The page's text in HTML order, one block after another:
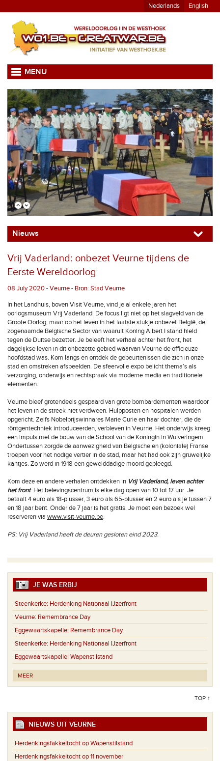
Nederlands English
MENU
Nieuws
Vrij Vaderland: onbezet Veurne tijdens de
Eerste Wereldoorlog
08 July 2020 - Veurne - Bron: Stad Veurne
In het Landhuis, boven Visit Veurne, vind je al enkele jaren het
oorlogsmuseum Vrij Vaderland. De focus ligt niet op het slagveld van de
Groote Oorlog, maar op het leven in het laatste stukje onbezet België, de
zogenaamde Belgische Sector van waaruit Koning Albert I stand hield
tegen de Duitse bezetter. Je beleeft het verhaal achter het front, het
dagelijkse leven in dit onbezette gebied waarvan Veurne de officieuze
hoofdstad was. Kom langs en ontdek de gebeurtenissen die zich in onze
stad en omstreken afspeelden. De sfeervolle expo belicht thema’s als
verzorging, onderwijs en rechtspraak via moderne media en traditionele
elementen.
Veurne bleef grotendeels gespaard van grote bombardementen waardoor
het leven in de streek niet verdween. Hulpposten en hospitalen werden
opgericht. Zelfs Nobelprijswinnares Marie Curie en haar dochter, die de
röntgentechniek introduceerden, verbleven in Veurne. Het onderwijs kreeg
een impuls met de bouw van de School van de Koningin in Wulveringem.
Ondertussen zorgde de aanwezigheid van Belgische en (koloniale) Franse
troepen voor het nodige vertier in de stad, maar het had ook zijn gruwelijke
kantjes. Zo werd in 1918 een gewelddadige moord gepleegd.
Kom deze en andere verhalen ontdekken in Vrij Vaderland, leven achter
het front. Het belevingscentrum is elke dag open van 10 tot 17 uur. Je
betaalt 4 euro als 18-plusser, 3 euro als 65-plusser en 2 euro als je tussen 7
en 18 jaar bent. Onder de 7 jaar is het gratis. Je moet een bezoek wel
reserveren via www.visit-veurne.be.
PS: Vrij Vaderland heeft de deuren gesloten eind 2023.
JE WAS ERBIJ
Steenkerke: Herdenking Nationaal IJzerfront
Veurne: Remembrance Day
Eggewaartskapelle: Remembrance Day
Steenkerke: Herdenking Nationaal IJzerfront
Eggewaartskapelle: Wapenstilstand
MEER
TOP ↑
NIEUWS UIT VEURNE
Herdenkingsfakkeltocht op Wapenstilstand
Herdenkingsfakkeltocht op 11 november